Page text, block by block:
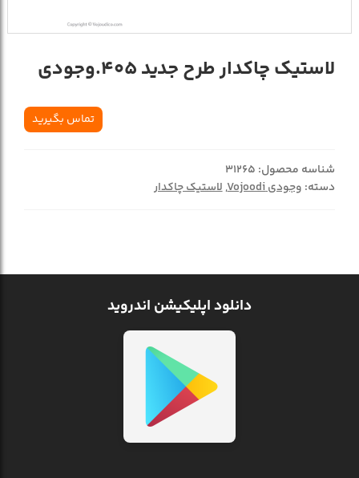
لاستیک چاکدار طرح جدید 405.وجودی
تماس بگیرید
شناسه محصول: 31265
دسته: وجودی Vojoodi ,لاستیک چاکدار
دانلود اپلیکیشن اندروید